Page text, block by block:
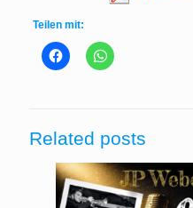
Teilen mit:
Related posts